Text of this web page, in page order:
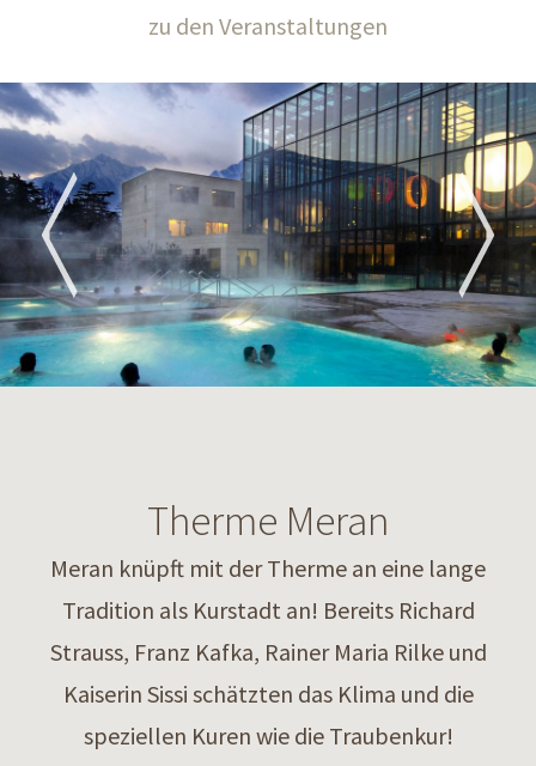
zu den Veranstaltungen
Therme Meran
Meran knüpft mit der Therme an eine lange
Tradition als Kurstadt an! Bereits Richard
Strauss, Franz Kafka, Rainer Maria Rilke und
Kaiserin Sissi schätzten das Klima und die
speziellen Kuren wie die Traubenkur!